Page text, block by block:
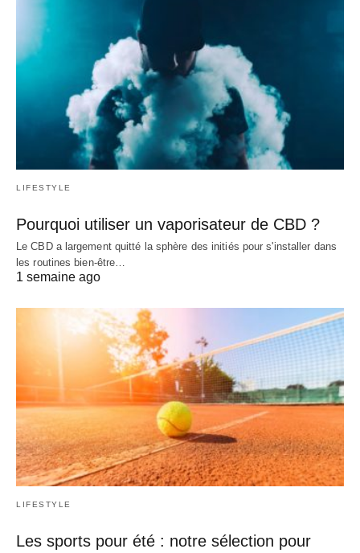
LIFESTYLE
Pourquoi utiliser un vaporisateur de CBD ?
Le CBD a largement quitté la sphère des initiés pour s'installer dans
les routines bien-être…
1 semaine ago
LIFESTYLE
Les sports pour été : notre sélection pour